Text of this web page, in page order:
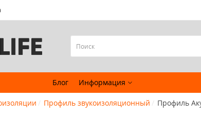
Блог Информация
Профиль звукоизоляционный Профиль